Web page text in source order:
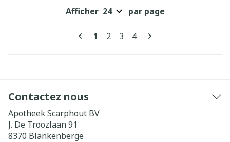
Pages
Vous lisez actuellement la page
1 Page
2 Page
3 Page
4
Afficher par page
Contactez nous
Apotheek Scarphout BV
J. De Troozlaan 91
8370 Blankenberge